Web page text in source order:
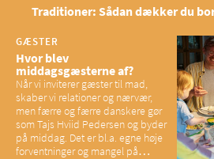
Traditioner: Sådan dækker du
GÆSTER
Hvor blev
middagsgæsterne af?
Når vi inviterer gæster til mad,
skaber vi relationer og nærvær,
men færre og færre danskere gør
som Tajs Hviid Pedersen og byder
på middag. Det er bl.a. egne høje
forventninger og mangel på